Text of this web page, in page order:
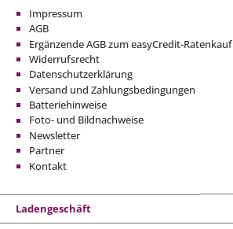
Impressum
AGB
Ergänzende AGB zum easyCredit-Ratenkauf
Widerrufsrecht
Datenschutzerklärung
Versand und Zahlungsbedingungen
Batteriehinweise
Foto- und Bildnachweise
Newsletter
Partner
Kontakt
Ladengeschäft